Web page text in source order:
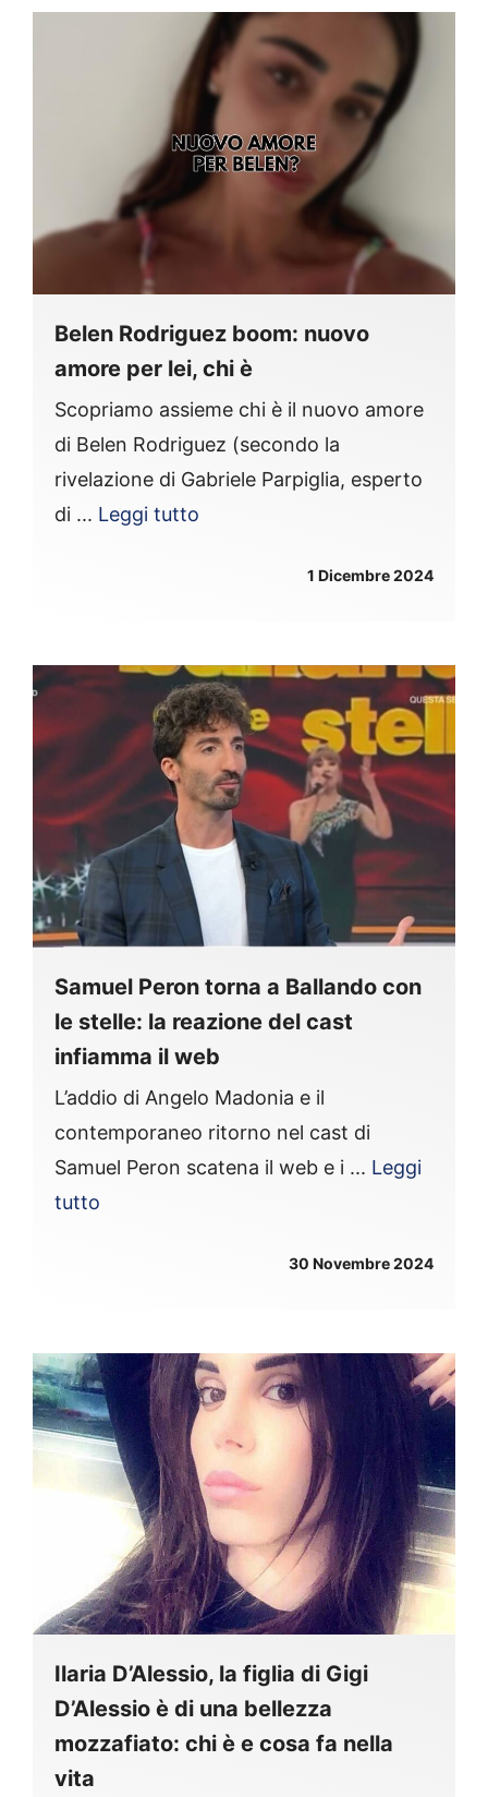
Belen Rodriguez boom: nuovo
amore per lei, chi è
Scopriamo assieme chi è il nuovo amore
di Belen Rodriguez (secondo la
rivelazione di Gabriele Parpiglia, esperto
di ... Leggi tutto
1 Dicembre 2024
Samuel Peron torna a Ballando con
le stelle: la reazione del cast
infiamma il web
L’addio di Angelo Madonia e il
contemporaneo ritorno nel cast di
Samuel Peron scatena il web e i ... Leggi
tutto
30 Novembre 2024
Ilaria D’Alessio, la figlia di Gigi
D’Alessio è di una bellezza
mozzafiato: chi è e cosa fa nella
vita